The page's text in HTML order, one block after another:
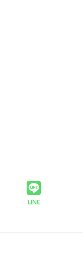
LINE